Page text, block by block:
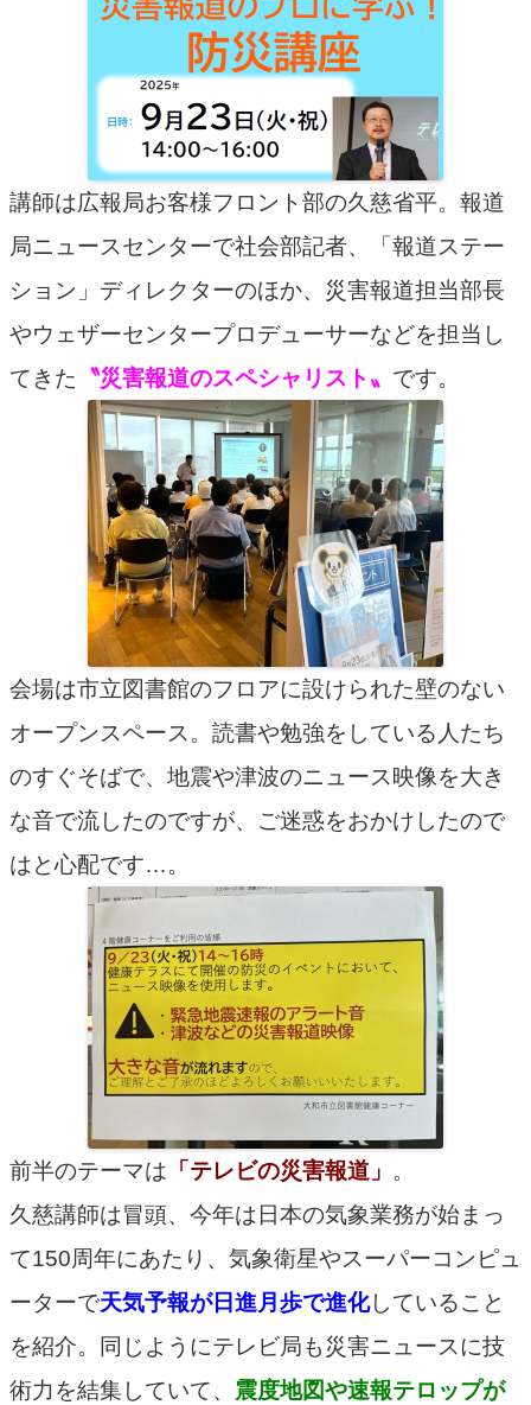
講師は広報局お客様フロント部の久慈省平。報道
局ニュースセンターで社会部記者、「報道ステー
ション」ディレクターのほか、災害報道担当部長
やウェザーセンタープロデューサーなどを担当し
てきた 〝災害報道のスペシャリスト〟 です。
会場は市立図書館のフロアに設けられた壁のない
オープンスペース。読書や勉強をしている人たち
のすぐそばで、地震や津波のニュース映像を大き
な音で流したのですが、ご迷惑をおかけしたので
はと心配です…。
前半のテーマは 「テレビの災害報道」 。
久慈講師は冒頭、今年は日本の気象業務が始まっ
て150周年にあたり、気象衛星やスーパーコンピュ
ーターで天気予報が日進月歩で進化していること
を紹介。同じようにテレビ局も災害ニュースに技
術力を結集していて、 震度地図や速報テロップが